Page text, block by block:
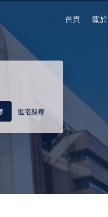
Database
首頁 關於
進階搜尋